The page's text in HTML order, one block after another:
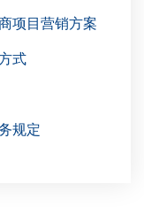
项目营销方案
式
规定